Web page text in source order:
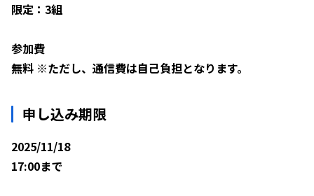
限定：3組
参加費
無料 ※ただし、通信費は自己負担となります。
申し込み期限
2025/11/18
17:00まで